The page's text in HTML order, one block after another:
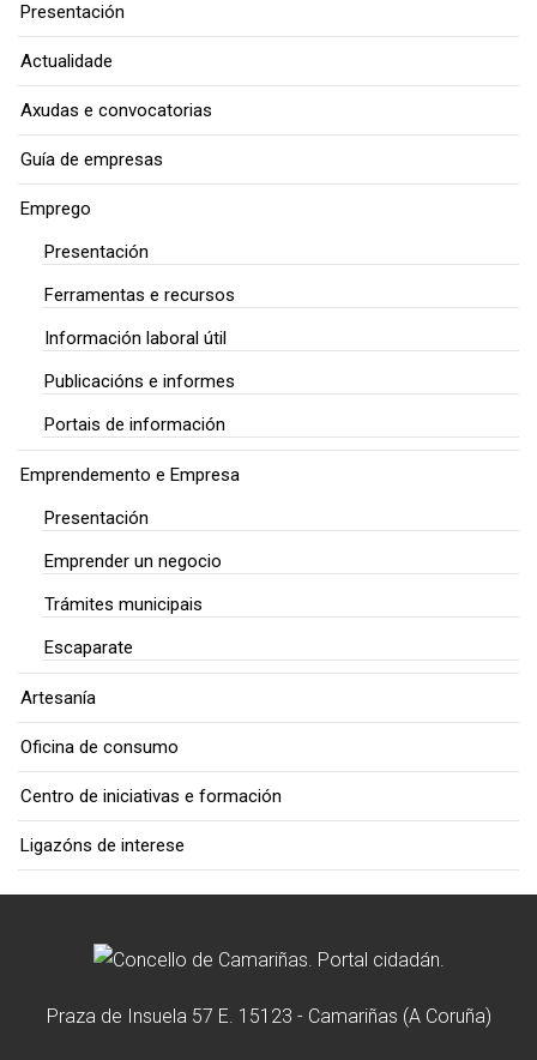
Presentación
Actualidade
Axudas e convocatorias
Guía de empresas
Emprego
Presentación
Ferramentas e recursos
Información laboral útil
Publicacións e informes
Portais de información
Emprendemento e Empresa
Presentación
Emprender un negocio
Trámites municipais
Escaparate
Artesanía
Oficina de consumo
Centro de iniciativas e formación
Ligazóns de interese
Praza de Insuela 57 E. 15123 - Camariñas (A Coruña)